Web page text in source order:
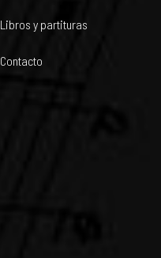
Libros y partituras
Contacto